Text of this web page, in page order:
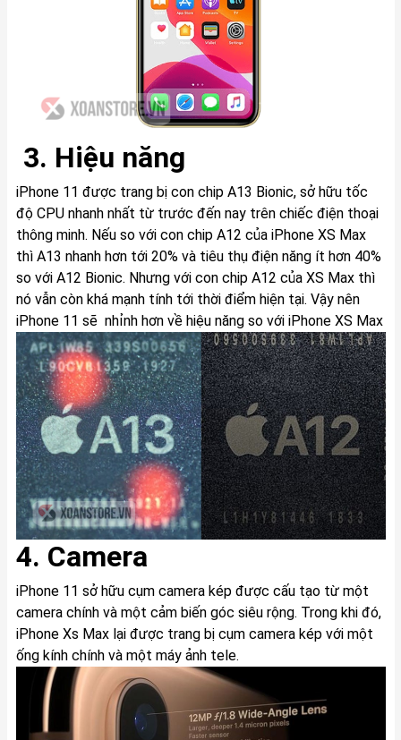
3. Hiệu năng
iPhone 11 được trang bị con chip A13 Bionic, sở hữu tốc
độ CPU nhanh nhất từ trước đến nay trên chiếc điện thoại
thông minh. Nếu so với con chip A12 của iPhone XS Max
thì A13 nhanh hơn tới 20% và tiêu thụ điện năng ít hơn 40%
so với A12 Bionic. Nhưng với con chip A12 của XS Max thì
nó vẫn còn khá mạnh tính tới thời điểm hiện tại. Vậy nên
iPhone 11 sẽ nhỉnh hơn về hiệu năng so với iPhone XS Max
4. Camera
iPhone 11 sở hữu cụm camera kép được cấu tạo từ một
camera chính và một cảm biến góc siêu rộng. Trong khi đó,
iPhone Xs Max lại được trang bị cụm camera kép với một
ống kính chính và một máy ảnh tele.